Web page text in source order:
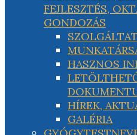
FEJLESZTÉS,
GONDOZÁS
HASZNOS
HÍREK,
GALÉRIA